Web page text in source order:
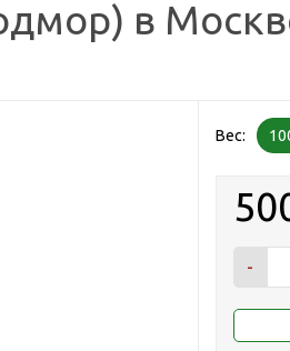
в
Вес:
-